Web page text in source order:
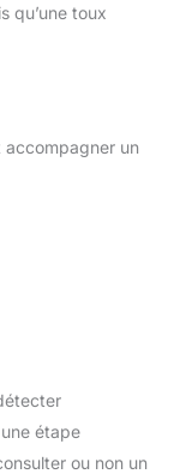
qu’une toux
accompagner un
étape
ou non un